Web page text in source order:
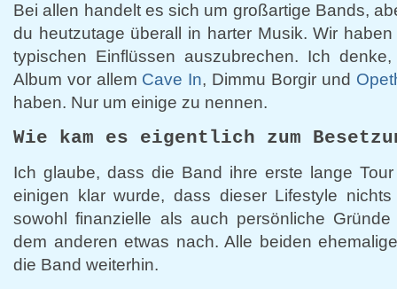
Bei allen handelt es sich um großartige Bands,
du heutzutage überall in harter Musik. Wir
typischen Einflüssen auszubrechen. Ich
Album vor allem Cave In, Dimmu Borgir und
haben. Nur um einige zu nennen.
Wie kam es eigentlich zum
Ich glaube, dass die Band ihre erste lange
einigen klar wurde, dass dieser Lifestyle
sowohl finanzielle als auch persönliche
dem anderen etwas nach. Alle beiden
die Band weiterhin.